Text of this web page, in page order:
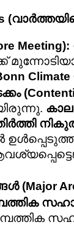
Meeting):
Climate